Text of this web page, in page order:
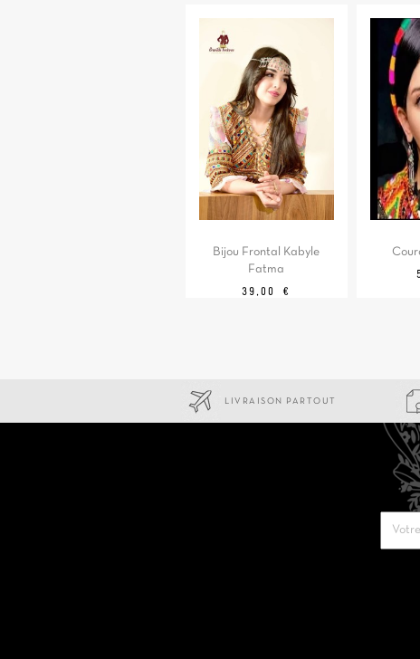
Bijou Frontal Kabyle
Fatma
Prix
39,00 €
LIVRAISON PARTOUT